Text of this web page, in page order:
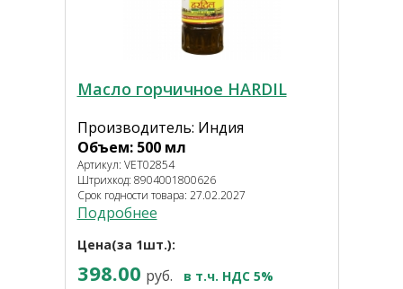
Масло горчичное HARDIL
Производитель: Индия
Объем: 500 мл
Артикул: VET02854
Штрихкод: 8904001800626
Срок годности товара: 27.02.2027
Подробнее
Цена(за 1шт.):
398.00 руб. в т.ч. НДС 5%